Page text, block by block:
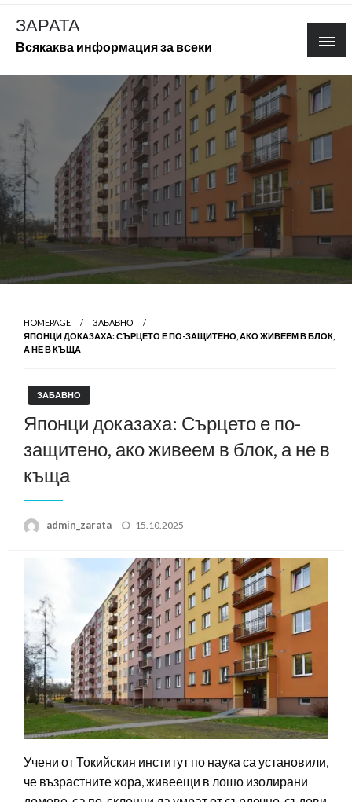
Skip
content
ЗАРАТА
Всякаква информация за всеки
HOMEPAGE
ЗАБАВНО
ЯПОНЦИ ДОКАЗАХА: СЪРЦЕТО Е ПО-ЗАЩИТЕНО, АКО ЖИВЕЕМ В БЛОК,
А НЕ В КЪЩА
ЗАБАВНО
Японци доказаха: Сърцето е по-
защитено, ако живеем в блок, а не в
къща
admin_zarata
Posted
15.10.2025
Учени от Токийския институт по наука са установили,
че възрастните хора, живеещи в лошо изолирани